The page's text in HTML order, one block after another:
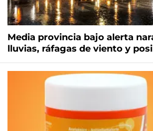
Media provincia bajo alerta
lluvias, ráfagas de viento y